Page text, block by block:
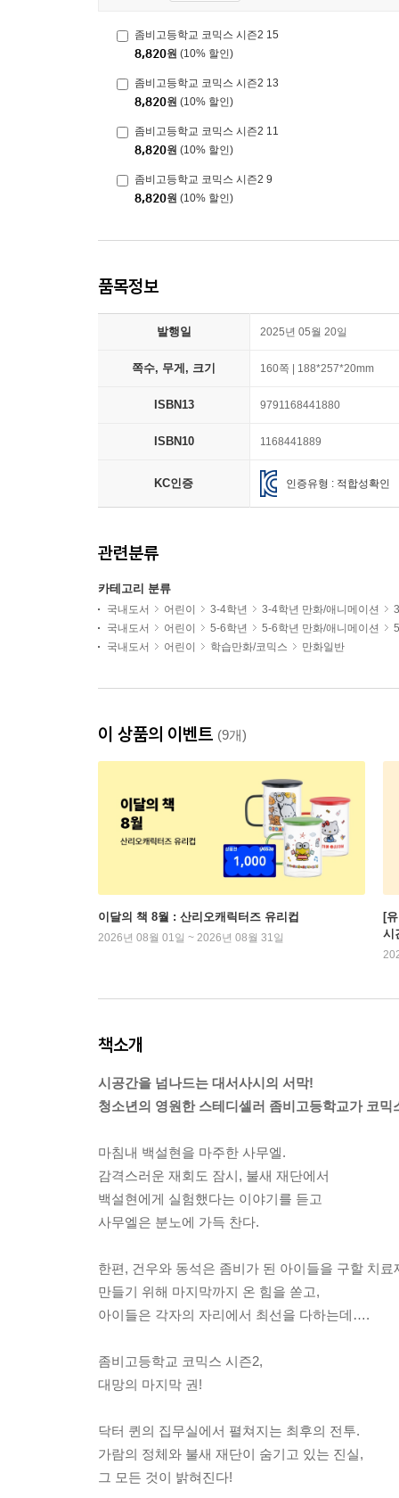
좀비고등학교 코믹스 시즌2 15
8,820원 (10% 할인)
좀비고등학교 코믹스 시즌2 13
8,820원 (10% 할인)
좀비고등학교 코믹스 시즌2 11
8,820원 (10% 할인)
좀비고등학교 코믹스 시즌2 9
8,820원 (10% 할인)
품목정보
발행일 2025년 05월 20일
쪽수, 무게, 크기 160쪽 | 188*257*20mm
ISBN13 9791168441880
ISBN10 1168441889
KC인증 인증유형 : 적합성확인
관련분류
카테고리 분류
국내도서 어린이 3-4학년 3-4학년 만화/애니메이션
국내도서
어린이 5-6학년 5-6학년 만화/애니메이션
국내도서
어린이 학습만화/코믹스 만화일반
이 상품의 이벤트 (9개)
이달의 책 8월 : 산리오캐릭터즈 유리컵
2026년 08월 01일 ~ 2026년 08월 31일
[
시
책소개
시공간을 넘나드는 대서사시의 서막!
청소년의 영원한 스테디셀러 좀비고등학교가 코믹
마침내 백설현을 마주한 사무엘.
감격스러운 재회도 잠시, 불새 재단에서
백설현에게 실험했다는 이야기를 듣고
사무엘은 분노에 가득 찬다.
한편, 건우와 동석은 좀비가 된 아이들을 구할 치료
만들기 위해 마지막까지 온 힘을 쏟고,
아이들은 각자의 자리에서 최선을 다하는데….
좀비고등학교 코믹스 시즌2,
대망의 마지막 권!
닥터 퀸의 집무실에서 펼쳐지는 최후의 전투.
가람의 정체와 불새 재단이 숨기고 있는 진실,
그 모든 것이 밝혀진다!